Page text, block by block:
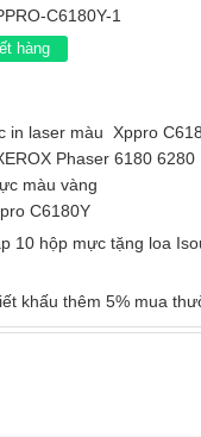
C6180Y-1
hàng
in laser màu Xppro
Phaser 6180 6280
màu vàng
C6180Y
10 hộp mực tặng loa
khấu thêm 5% mua